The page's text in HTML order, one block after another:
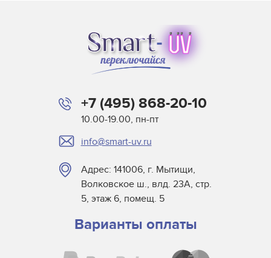
+7 (495) 868-20-10
10.00-19.00, пн-пт
info@smart-uv.ru
Адрес: 141006, г. Мытищи,
Волковское ш., влд. 23А, стр.
5, этаж 6, помещ. 5
Варианты оплаты